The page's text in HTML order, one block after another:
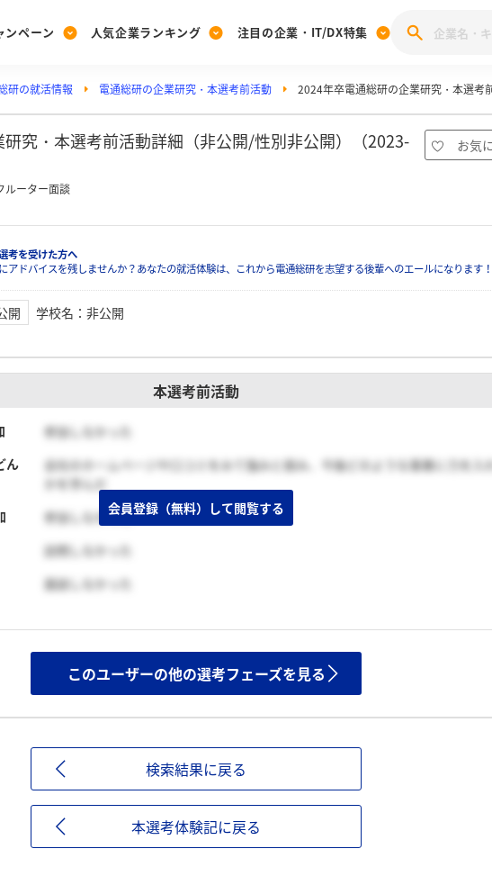
ンペーン
Post
投稿する
[27卒] 本選考体験記投稿キャンペーン
人気企業ランキング
Ranking
ランキングを見る
みんなのDX企業就職ブランド調査
Vote
注目の企業・IT/DX特集
PickUp
注目の企業特集
で知ろう！業界・企業研究
研の就活情報 電通総研の企業研究・本選考前活動 2024年卒電通総研の企業研究・本選考
究・本選考前活動詳細（非公開/性別非公開）（2023-
お気
ルーター面談
考を受けた方へ
アドバイスを残しませんか？あなたの就活体験は、これから電通総研を志望する後輩へのエールになります！
開 学校名 ： 非公開
本選考前活動
参加しなかった
ん
会社のホームページや口コミをみて強みと弱み、今後どのような事業に力を入
かを学んだ
参加しなかった
訪問しなかった
面談しなかった
会員登録（無料）して閲覧する
このユーザーの他の選考フェーズを見る
検索結果に戻る
本選考体験記に戻る